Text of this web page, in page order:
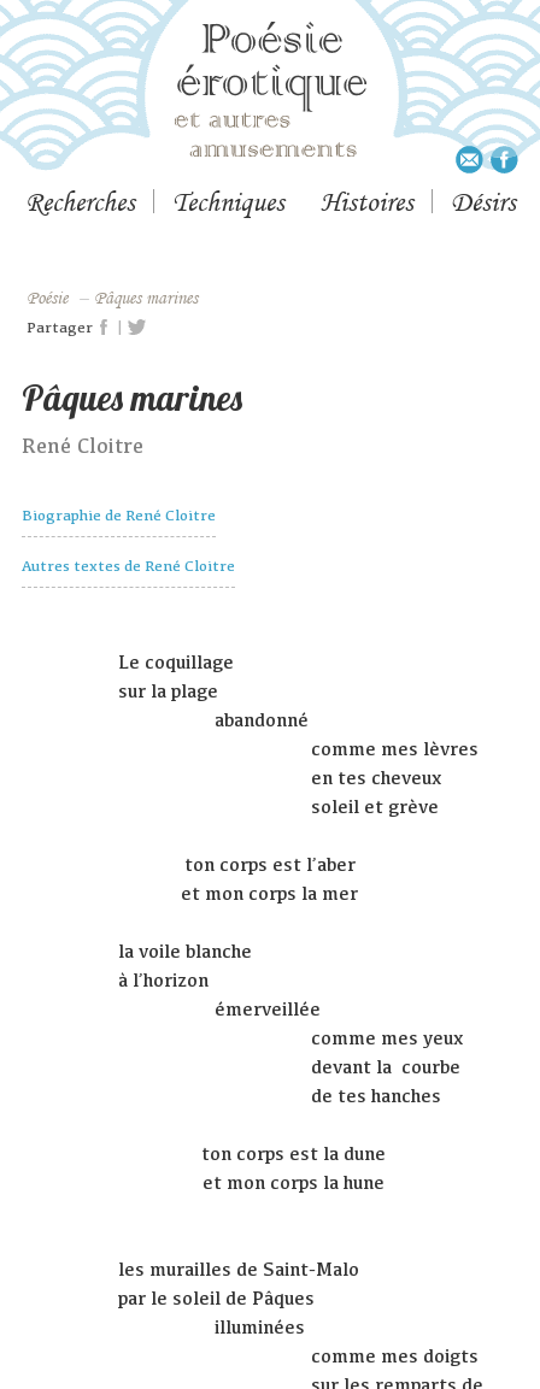
Recherches Techniques Histoires Désirs
Poésie – Pâques marines
Partager |
Pâques marines
René Cloitre
Biographie de René Cloitre
Autres textes de René Cloitre
Le coquillage
sur la plage
abandonné
comme mes lèvres
en tes cheveux
soleil et grève
ton corps est l’aber
et mon corps la mer
la voile blanche
à l’horizon
émerveillée
comme mes yeux
devant la courbe
de tes hanches
ton corps est la dune
et mon corps la hune
les murailles de Saint-Malo
par le soleil de Pâques
illuminées
comme mes doigts
sur les remparts de